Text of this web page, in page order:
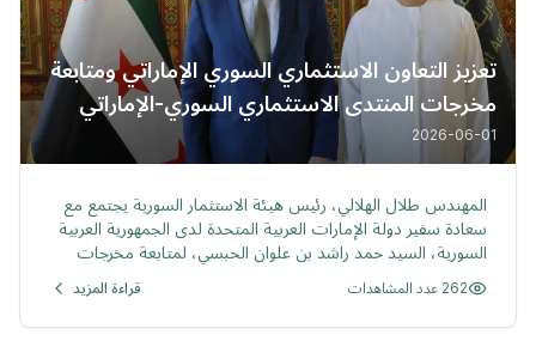
تعزيز التعاون الاستثماري السوري الإماراتي ومتابعة
مخرجات المنتدى الاستثماري السوري-الإماراتي
الأول
2026-06-01
المهندس طلال الهلالي، رئيس هيئة الاستثمار السورية يجتمع مع
سعادة سفير دولة الإمارات العربية المتحدة لدى الجمهورية العربية
السورية، السيد حمد راشد بن علوان الحبسي، لمتابعة مخرجات
262 عدد المشاهدات قراءة المزيد